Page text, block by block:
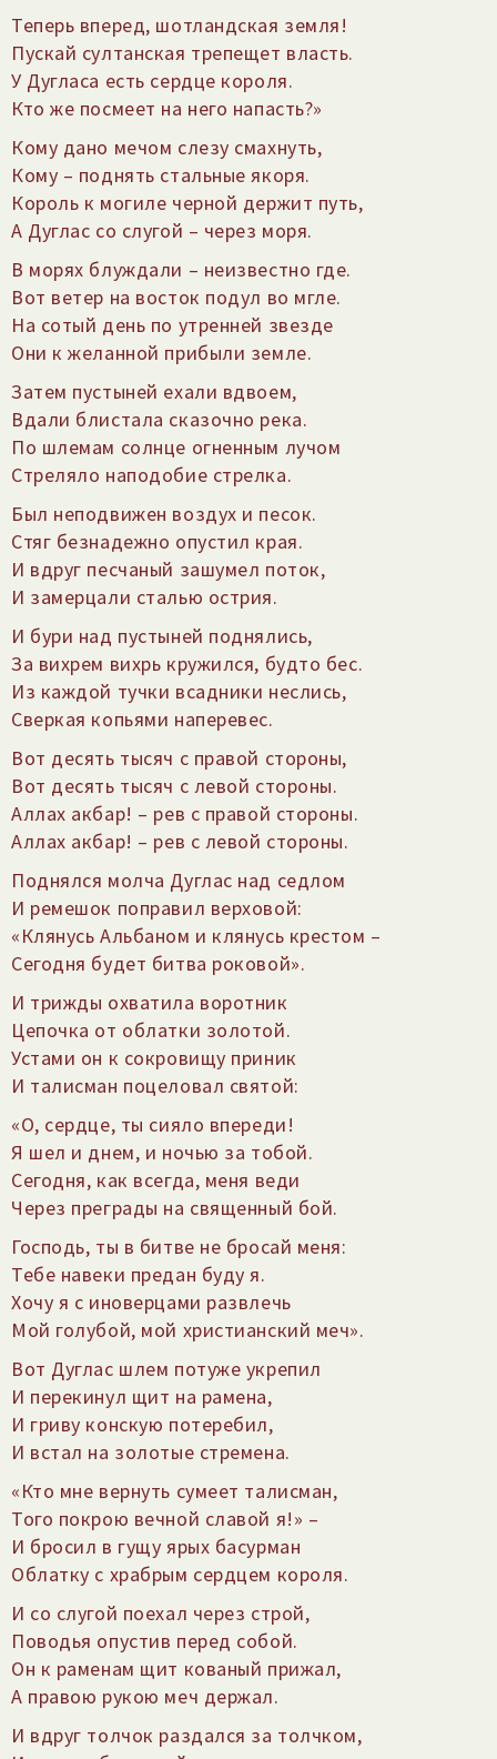
Теперь вперед, шотландская земля!
Пускай султанская трепещет власть.
У Дугласа есть сердце короля.
Кто же посмеет на него напасть?»
Кому дано мечом слезу смахнуть,
Кому – поднять стальные якоря.
Король к могиле черной держит путь,
А Дуглас со слугой – через моря.
В морях блуждали – неизвестно где.
Вот ветер на восток подул во мгле.
На сотый день по утренней звезде
Они к желанной прибыли земле.
Затем пустыней ехали вдвоем,
Вдали блистала сказочно река.
По шлемам солнце огненным лучом
Стреляло наподобие стрелка.
Был неподвижен воздух и песок.
Стяг безнадежно опустил края.
И вдруг песчаный зашумел поток,
И замерцали сталью острия.
И бури над пустыней поднялись,
За вихрем вихрь кружился, будто бес.
Из каждой тучки всадники неслись,
Сверкая копьями наперевес.
Вот десять тысяч с правой стороны,
Вот десять тысяч с левой стороны.
Аллах акбар! – рев с правой стороны.
Аллах акбар! – рев с левой стороны.
Поднялся молча Дуглас над седлом
И ремешок поправил верховой:
«Клянусь Альбаном и клянусь крестом –
Сегодня будет битва роковой».
И трижды охватила воротник
Цепочка от облатки золотой.
Устами он к сокровищу приник
И талисман поцеловал святой:
«О, сердце, ты сияло впереди!
Я шел и днем, и ночью за тобой.
Сегодня, как всегда, меня веди
Через преграды на священный бой.
Господь, ты в битве не бросай меня:
Тебе навеки предан буду я.
Хочу я с иноверцами развлечь
Мой голубой, мой христианский меч».
Вот Дуглас шлем потуже укрепил
И перекинул щит на рамена,
И гриву конскую потеребил,
И встал на золотые стремена.
«Кто мне вернуть сумеет талисман,
Того покрою вечной славой я!» –
И бросил в гущу ярых басурман
Облатку с храбрым сердцем короля.
И со слугой поехал через строй,
Поводья опустив перед собой.
Он к раменам щит кованый прижал,
А правою рукою меч держал.
И вдруг толчок раздался за толчком,